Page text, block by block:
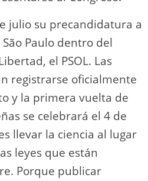
julio su precandidatura a
Paulo dentro del
el PSOL. Las
registrarse oficialmente
y la primera vuelta de
se celebrará el 4 de
llevar la ciencia al lugar
leyes que están
Porque publicar